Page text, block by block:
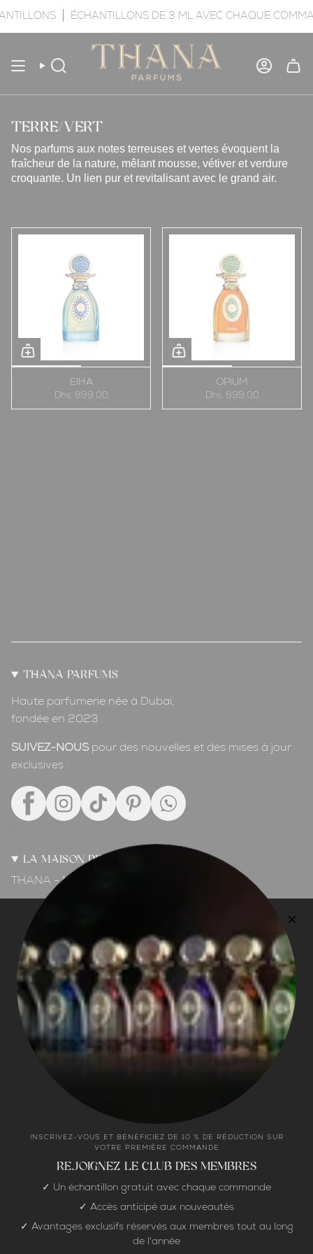
au
contenu
À 550 AED LIVRAISON INTERNATIONALE
ÉCHANTILLONS DE 3 ML AVEC CHAQUE
Recherche Compte
INSCRIVEZ-VOUS ET BÉNÉFICIEZ DE 10 % DE RÉDUCTION SUR
VOTRE PREMIÈRE COMMANDE
REJOIGNEZ LE CLUB DES MEMBRES
✓ Un échantillon gratuit avec chaque commande
✓ Accès anticipé aux nouveautés
✓ Avantages exclusifs réservés aux membres tout au long
de l'année
TERRE/VERT
Nos parfums aux notes terreuses et vertes évoquent la
fraîcheur de la nature, mêlant mousse, vétiver et verdure
croquante. Un lien pur et revitalisant avec le grand air.
EIHA
Dhs. 899.00
OPIUM
Dhs. 899.00
THANA PARFUMS
Haute parfumerie née à Dubaï,
fondée en 2023
SUIVEZ-NOUSpour des nouvelles et des mises à jour
exclusives :
LA MAISON DE THANA
THANA - Notre histoire
Notre philosophie
POUVONS-NOUS VOUS AIDER ?
Expédition et retours
Conditions générales
Politiques de confidentialité
Déclaration d'accessibilité
PARLEZ-NOUS
Contactez-nous
WhatsApp
INSCRIVEZ-VOUS À LA NEWSLETTER
Lancement de produits exclusifs, offres, invitations VIP